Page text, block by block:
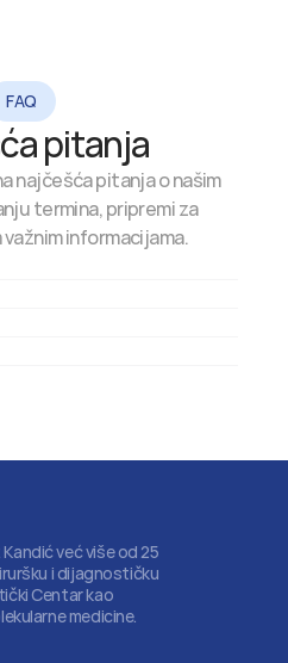
FAQ
pitanja
najčešća pitanja o našim
termina, pripremi za
informacijama.
već više od 25
i dijagnostičku
Centar kao
medicine.